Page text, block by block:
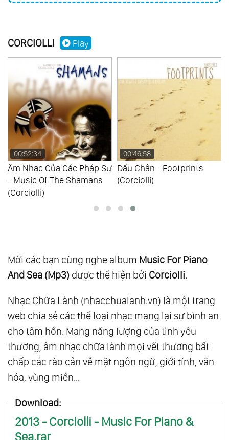
CORCIOLLI Play
00:52:34
Âm Nhạc Của Các Pháp Sư
- Music Of The Shamans
(Corciolli)
00:46:58
Dấu Chân - Footprints
(Corciolli)
Mời các bạn cùng nghe album Music For Piano
And Sea (Mp3) được thể hiện bởi Corciolli.
Nhạc Chữa Lành (nhacchualanh.vn) là một trang
web chia sẻ các thể loại nhạc mang lại sự bình an
cho tâm hồn. Mang năng lượng của tình yêu
thương, âm nhạc chữa lành mọi vết thương bất
chấp các rào cản về mặt ngôn ngữ, giới tính, văn
hóa, vùng miền...
Download:
2013 - Corciolli - Music For Piano &
Sea.rar